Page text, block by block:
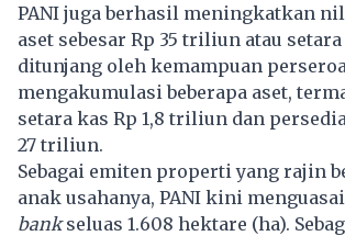
PANI juga berhasil meningkatkan
aset sebesar Rp 35 triliun atau
ditunjang oleh kemampuan
mengakumulasi beberapa aset,
setara kas Rp 1,8 triliun dan
27 triliun.
Sebagai emiten properti yang rajin
anak usahanya, PANI kini menguasai
bankseluas 1.608 hektare (ha).